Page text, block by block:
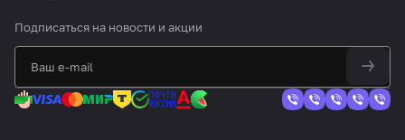
Подписаться на новости и акции